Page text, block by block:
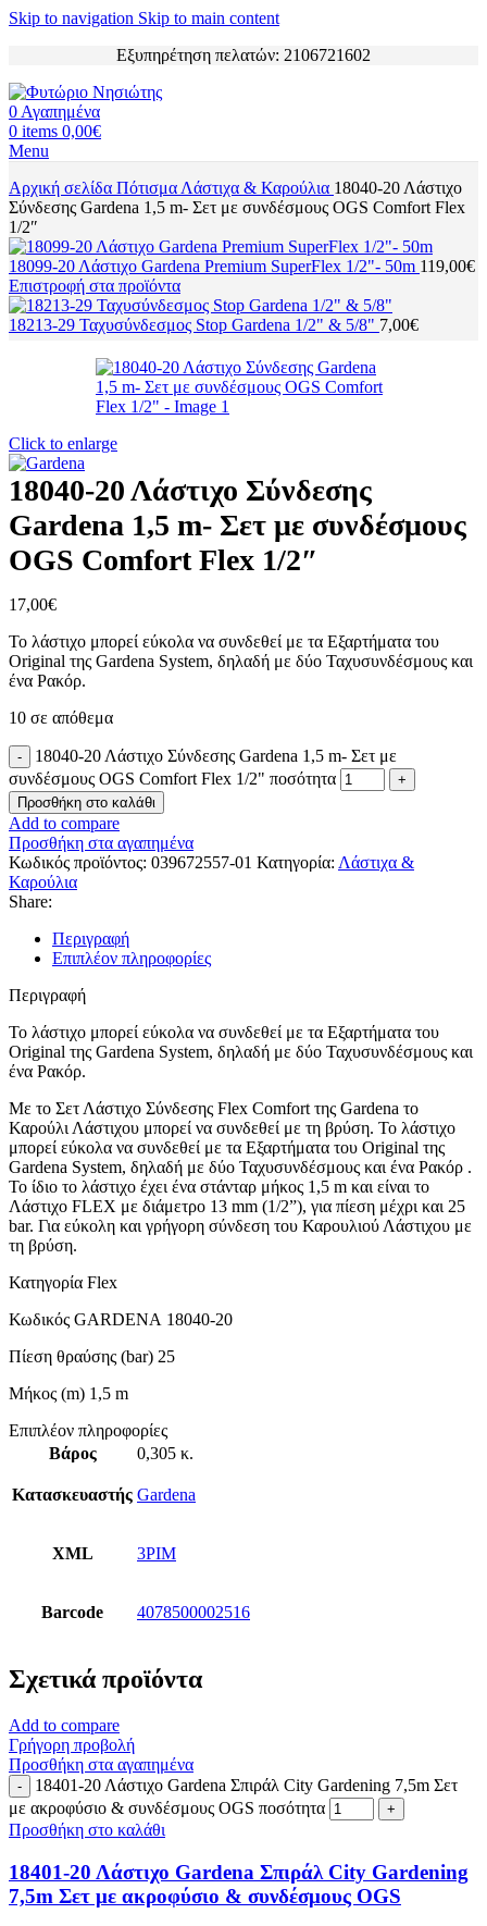
Skip to navigation Skip to main content
Εξυπηρέτηση πελατών: 2106721602
0 Αγαπημένα
0 items 0,00€
Menu
Αρχική σελίδα Πότισμα Λάστιχα & Καρούλια 18040-20 Λάστιχο
Σύνδεσης Gardena 1,5 m- Σετ με συνδέσμους OGS Comfort Flex
1/2″
18099-20 Λάστιχο Gardena Premium SuperFlex 1/2"- 50m 119,00€
Επιστροφή στα προϊόντα
18213-29 Ταχυσύνδεσμος Stop Gardena 1/2" & 5/8" 7,00€
Click to enlarge
18040-20 Λάστιχο Σύνδεσης
Gardena 1,5 m- Σετ με συνδέσμους
OGS Comfort Flex 1/2″
17,00€
Το λάστιχο μπορεί εύκολα να συνδεθεί με τα Εξαρτήματα του
Original της Gardena System, δηλαδή με δύο Ταχυσυνδέσμους και
ένα Ρακόρ.
10 σε απόθεμα
18040-20 Λάστιχο Σύνδεσης Gardena 1,5 m- Σετ με
συνδέσμους OGS Comfort Flex 1/2" ποσότητα
Προσθήκη στο καλάθι
Add to compare
Προσθήκη στα αγαπημένα
Κωδικός προϊόντος: 039672557-01 Κατηγορία: Λάστιχα &
Καρούλια
Share:
Περιγραφή
Επιπλέον πληροφορίες
Περιγραφή
Το λάστιχο μπορεί εύκολα να συνδεθεί με τα Εξαρτήματα του
Original της Gardena System, δηλαδή με δύο Ταχυσυνδέσμους και
ένα Ρακόρ.
Με το Σετ Λάστιχο Σύνδεσης Flex Comfort της Gardena το
Καρούλι Λάστιχου μπορεί να συνδεθεί με τη βρύση. Το λάστιχο
μπορεί εύκολα να συνδεθεί με τα Εξαρτήματα του Original της
Gardena System, δηλαδή με δύο Ταχυσυνδέσμους και ένα Ρακόρ .
Το ίδιο το λάστιχο έχει ένα στάνταρ μήκος 1,5 m και είναι το
Λάστιχο FLEX με διάμετρο 13 mm (1/2”), για πίεση μέχρι και 25
bar. Για εύκολη και γρήγορη σύνδεση του Καρουλιού Λάστιχου με
τη βρύση.
Κατηγορία Flex
Κωδικός GARDENA 18040-20
Πίεση θραύσης (bar) 25
Μήκος (m) 1,5 m
Επιπλέον πληροφορίες
Βάρος
0,305 κ.
Κατασκευαστής Gardena
XML 3PIM
Barcode 4078500002516
Σχετικά προϊόντα
Add to compare
Γρήγορη προβολή
Προσθήκη στα αγαπημένα
18401-20 Λάστιχο Gardena Σπιράλ City Gardening 7,5m Σετ
με ακροφύσιο & συνδέσμους OGS ποσότητα
Προσθήκη στο καλάθι
18401-20 Λάστιχο Gardena Σπιράλ City Gardening
7,5m Σετ με ακροφύσιο & συνδέσμους OGS